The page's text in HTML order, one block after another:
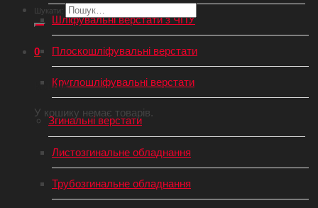
Шукати:
0
Кошик
У кошику немає товарів.
Шліфувальні верстати з ЧПУ
Плоскошліфувальні верстати
Круглошліфувальні верстати
Згинальні верстати
Листозгинальне обладнання
Трубозгинальне обладнання